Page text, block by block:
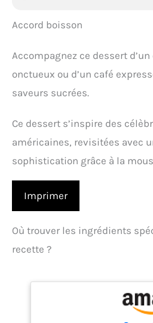
Accord boisson
Accompagnez ce dessert
onctueux ou d’un café
saveurs sucrées.
Ce dessert s’inspire des
américaines, revisitées avec
sophistication grâce à la
Imprimer
Où trouver les ingrédients
recette ?